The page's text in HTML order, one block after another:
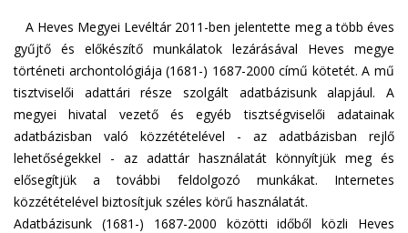
A Heves Megyei Levéltár 2011-ben jelentette meg a több éves
gyűjtő és előkészítő munkálatok lezárásával Heves megye
történeti archontológiája (1681-) 1687-2000 című kötetét. A mű
tisztviselői adattári része szolgált adatbázisunk alapjául. A
megyei hivatal vezető és egyéb tisztségviselői adatainak
adatbázisban való közzétételével - az adatbázisban rejlő
lehetőségekkel - az adattár használatát könnyítjük meg és
elősegítjük a további feldolgozó munkákat. Internetes
közzétételével biztosítjuk széles körű használatát.
Adatbázisunk (1681-) 1687-2000 közötti időből közli Heves